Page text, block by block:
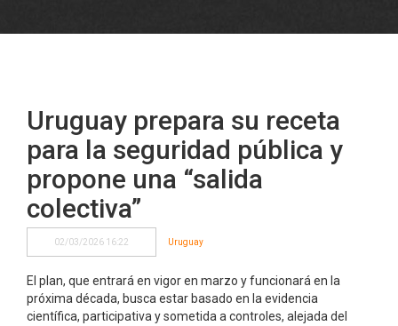
Uruguay prepara su receta
para la seguridad pública y
propone una “salida
colectiva”
02/03/2026 16:22 Uruguay
El plan, que entrará en vigor en marzo y funcionará en la
próxima década, busca estar basado en la evidencia
científica, participativa y sometida a controles, alejada del